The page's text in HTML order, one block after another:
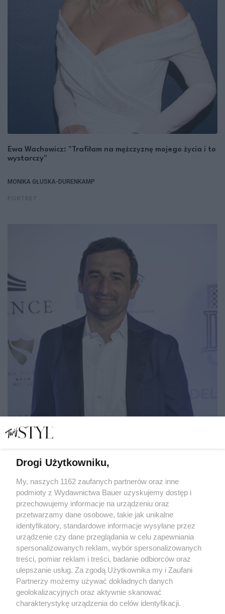
Ewa Wachowicz: "Trafiłam na mężczyznę mojego życia i to
wystarczy"
MONIKA GŁUSKA-DURENKAMP
Michał Koterski przyznaje, że najważniejsze osoby w jego
życiu nie czytały jego książki!
WYWIAD
Drogi Użytkowniku,
My, naszych 1162 zaufanych partnerów oraz inne
podmioty z Wydawnictwa Bauer uzyskujemy dostęp i
przechowujemy informacje na urządzeniu oraz
przetwarzamy dane osobowe, takie jak unikalne
identyfikatory, standardowe informacje wysyłane przez
urządzenie czy dane przeglądania w celu zapewniania
spersonalizowanych reklam, wybór spersonalizowanych
treści, pomiar reklam i treści, badanie odbiorców oraz
ulepszanie usług. Za zgodą Użytkownika my i Zaufani
Partnerzy możemy używać dokładnych danych
geolokalizacyjnych oraz aktywnie skanować
charakterystykę urządzenia do celów identyfikacji.